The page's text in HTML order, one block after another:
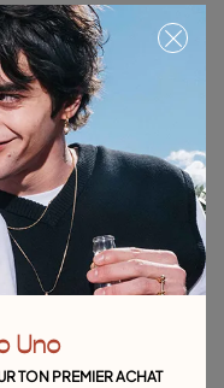
Bracelets en cuir
Bracelets joncs
Uno
TON PREMIER ACHAT